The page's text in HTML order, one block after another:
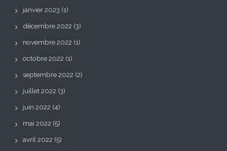
janvier 2023 (1)
décembre 2022 (3)
novembre 2022 (1)
octobre 2022 (1)
septembre 2022 (2)
juillet 2022 (3)
juin 2022 (4)
mai 2022 (5)
avril 2022 (5)